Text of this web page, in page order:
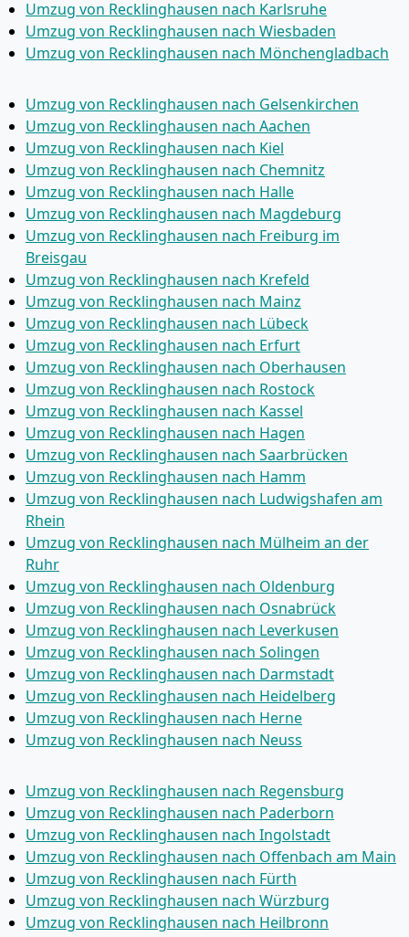
Umzug von Recklinghausen nach Karlsruhe
Umzug von Recklinghausen nach Wiesbaden
Umzug von Recklinghausen nach Mönchen­gladbach
Umzug von Recklinghausen nach Gelsenkirchen
Umzug von Recklinghausen nach Aachen
Umzug von Recklinghausen nach Kiel
Umzug von Recklinghausen nach Chemnitz
Umzug von Recklinghausen nach Halle
Umzug von Recklinghausen nach Magdeburg
Umzug von Recklinghausen nach Freiburg im
Breisgau
Umzug von Recklinghausen nach Krefeld
Umzug von Recklinghausen nach Mainz
Umzug von Recklinghausen nach Lübeck
Umzug von Recklinghausen nach Erfurt
Umzug von Recklinghausen nach Oberhausen
Umzug von Recklinghausen nach Rostock
Umzug von Recklinghausen nach Kassel
Umzug von Recklinghausen nach Hagen
Umzug von Recklinghausen nach Saarbrücken
Umzug von Recklinghausen nach Hamm
Umzug von Recklinghausen nach Ludwigshafen am
Rhein
Umzug von Recklinghausen nach Mülheim an der
Ruhr
Umzug von Recklinghausen nach Oldenburg
Umzug von Recklinghausen nach Osnabrück
Umzug von Recklinghausen nach Leverkusen
Umzug von Recklinghausen nach Solingen
Umzug von Recklinghausen nach Darmstadt
Umzug von Recklinghausen nach Heidelberg
Umzug von Recklinghausen nach Herne
Umzug von Recklinghausen nach Neuss
Umzug von Recklinghausen nach Regensburg
Umzug von Recklinghausen nach Paderborn
Umzug von Recklinghausen nach Ingolstadt
Umzug von Recklinghausen nach Offenbach am Main
Umzug von Recklinghausen nach Fürth
Umzug von Recklinghausen nach Würzburg
Umzug von Recklinghausen nach Heilbronn